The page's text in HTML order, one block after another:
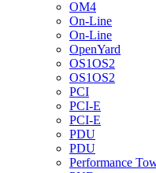
OM4
On-Line
On-Line
OpenYard
OS1OS2
OS1OS2
PCI
PCI-E
PCI-E
PDU
PDU
Performance